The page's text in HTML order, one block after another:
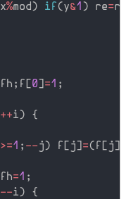
x%mod ) if ( y&1 ) re=re
fh ; f 0 =1 ;
++i )
{
>=1 ; -- j ) f j =( f j
fh=1 ;
--i )
{